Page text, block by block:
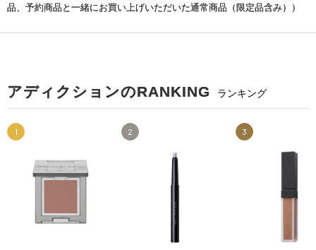
品、予約商品と一緒にお買い上げいただいた通常商品（限定品含み））
アディクションのRANKING ランキング
1 2 3